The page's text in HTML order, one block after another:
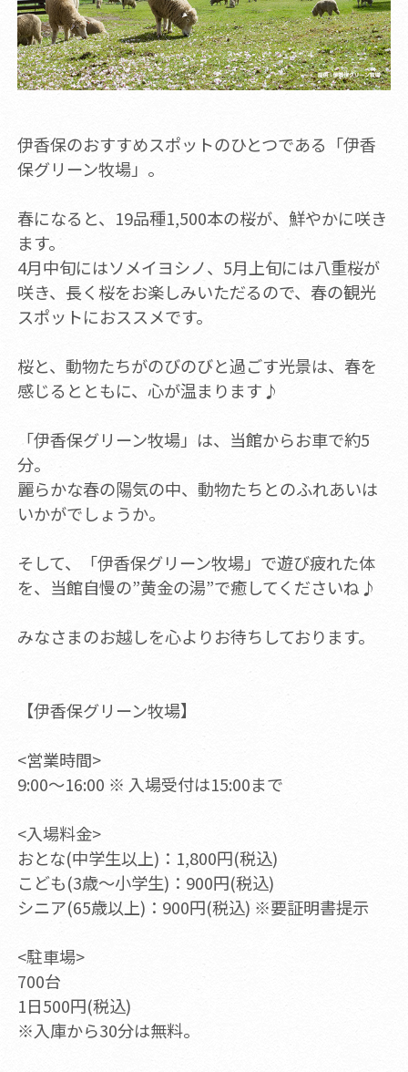
伊香保のおすすめスポットのひとつである「伊香
保グリーン牧場」。
春になると、19品種1,500本の桜が、鮮やかに咲き
ます。
​4月中旬にはソメイヨシノ、5月上旬には八重桜が
咲き、長く桜をお楽しみいただるので、春の観光
スポットにおススメです。
桜と、動物たちがのびのびと過ごす光景は、春を
感じるとともに、心が温まります♪
「伊香保グリーン牧場」は、当館からお車で約5
分。
麗らかな春の陽気の中、動物たちとのふれあいは
いかがでしょうか。
そして、「伊香保グリーン牧場」で遊び疲れた体
を、当館自慢の”黄金の湯”で癒してくださいね♪
みなさまのお越しを心よりお待ちしております。
【伊香保グリーン牧場】
<営業時間>
9:00～16:00 ※ 入場受付は15:00まで
<入場料金>
おとな(中学生以上)：1,800円(税込)
こども(3歳～小学生)：900円(税込)
シニア(65歳以上)：900円(税込) ※要証明書提示
<駐車場>
700台
1日500円(税込)
※入庫から30分は無料。